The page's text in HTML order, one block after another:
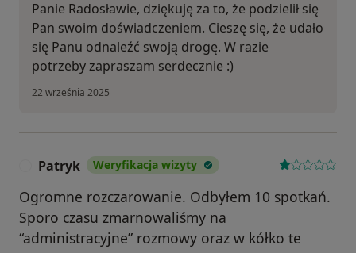
Panie Radosławie, dziękuję za to, że podzielił się
Pan swoim doświadczeniem. Cieszę się, że udało
się Panu odnaleźć swoją drogę. W razie
potrzeby zapraszam serdecznie :)
22 września 2025
Patryk Weryfikacja wizyty
Ogromne rozczarowanie. Odbyłem 10 spotkań.
Sporo czasu zmarnowaliśmy na
“administracyjne” rozmowy oraz w kółko te